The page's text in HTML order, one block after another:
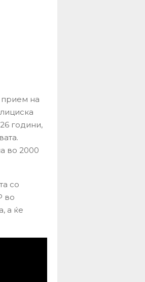
прием на
години,
во 2000
со
во
а ќе